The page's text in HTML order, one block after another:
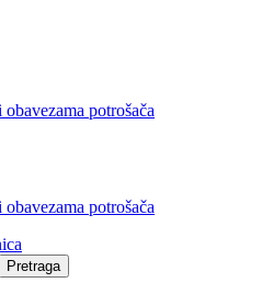
potrošača
potrošača
Pretraga